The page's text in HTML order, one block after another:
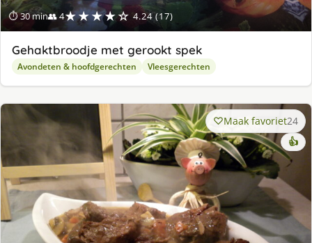
⏱ 30 min👥 4★★★★☆ 4.24 (17)
Gehaktbroodje met gerookt spek
Avondeten & hoofdgerechten Vleesgerechten
Maak favoriet24
👍